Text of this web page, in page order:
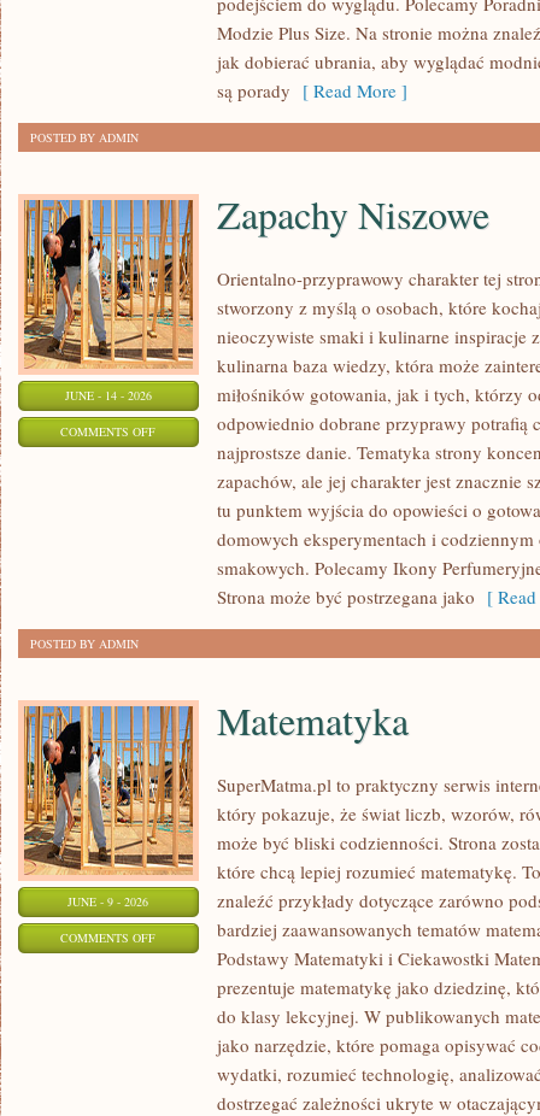
Modzie Plus Size. Na stronie można
jak dobierać ubrania, aby wyglądać
są porady [ Read More ]
POSTED BY ADMIN
JUNE - 14 - 2026
COMMENTS OFFON
Zapachy Niszowe
Orientalno-przyprawowy charakter tej
stworzony z myślą o osobach, które
nieoczywiste smaki i kulinarne inspiracje
kulinarna baza wiedzy, która może
miłośników gotowania, jak i tych, którzy
odpowiednio dobrane przyprawy potrafią
najprostsze danie. Tematyka strony
zapachów, ale jej charakter jest znacznie
tu punktem wyjścia do opowieści o
domowych eksperymentach i
smakowych. Polecamy Ikony
Strona może być postrzegana jako [
POSTED BY ADMIN
JUNE - 9 - 2026
COMMENTS OFFON
MATEMATYKA
Matematyka
SuperMatma.pl to praktyczny serwis
który pokazuje, że świat liczb, wzorów,
może być bliski codzienności. Strona
które chcą lepiej rozumieć matematykę.
znaleźć przykłady dotyczące zarówno
bardziej zaawansowanych tematów
Podstawy Matematyki i Ciekawostki
prezentuje matematykę jako dziedzinę,
do klasy lekcyjnej. W publikowanych
jako narzędzie, które pomaga opisywać
wydatki, rozumieć technologię,
dostrzegać zależności ukryte w